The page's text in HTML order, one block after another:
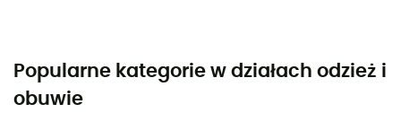
Popularne kategorie w działach odzież i
obuwie